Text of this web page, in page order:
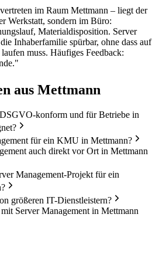
im Raum Mettmann – liegt der
Werkstatt, sondern im Büro:
Materialdisposition. Server
Inhaberfamilie spürbar, ohne dass auf
muss. Häufiges Feedback:
aus Mettmann
konform und für Betriebe in
für ein KMU in Mettmann?
auch direkt vor Ort in Mettmann
Management-Projekt für ein
größeren IT-Dienstleistern?
Server Management in Mettmann